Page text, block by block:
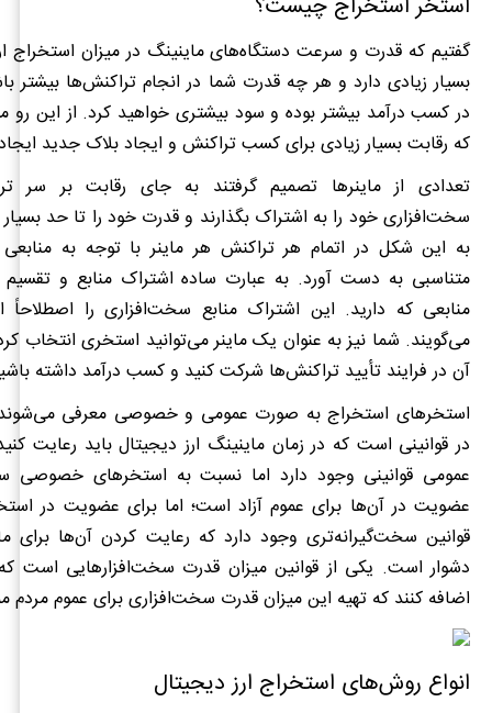
گفتیم که قدرت و سرعت دستگاه‌های ماینینگ در میزان استخراج
بسیار زیادی دارد و هر چه قدرت شما در انجام تراکنش‌ها بیشتر
در کسب درآمد بیشتر بوده و سود بیشتری خواهید کرد. از این
که رقابت بسیار زیادی برای کسب تراکنش و ایجاد بلاک جدید
تعدادی از ماینرها تصمیم گرفتند به جای رقابت بر سر
سخت‌افزاری خود را به اشتراک بگذارند و قدرت خود را تا حد بسیار
به این شکل در اتمام هر تراکنش هر ماینر با توجه به منابعی
متناسبی به دست آورد. به عبارت ساده اشتراک منابع و
منابعی که دارید. این اشتراک منابع سخت‌افزاری را اصطلاحاً
می‌گویند. شما نیز به عنوان یک ماینر می‌توانید استخری انتخاب
آن در فرایند تأیید تراکنش‌ها شرکت کنید و کسب درآمد داشته
استخرهای استخراج به صورت عمومی و خصوصی معرفی
در قوانینی است که در زمان ماینینگ ارز دیجیتال باید رعایت
عمومی قوانینی وجود دارد اما نسبت به استخرهای خصوصی
عضویت در آن‌ها برای عموم آزاد است؛ اما برای عضویت در
قوانین سخت‌گیرانه‌تری وجود دارد که رعایت کردن آن‌ها برای
دشوار است. یکی از قوانین میزان قدرت سخت‌افزارهایی است
اضافه کنند که تهیه این میزان قدرت سخت‌افزاری برای عموم
انواع روش‌های استخراج ارز دیجیتال